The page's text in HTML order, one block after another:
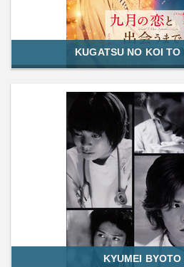
KUGATSU NO KOI TO
KYUMEI